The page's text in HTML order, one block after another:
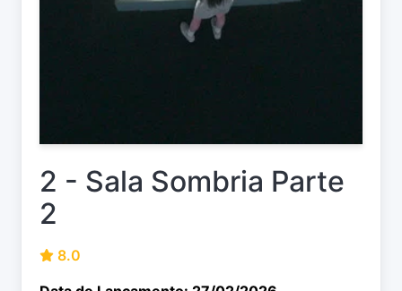
2 - Sala Sombria Parte
2
8.0